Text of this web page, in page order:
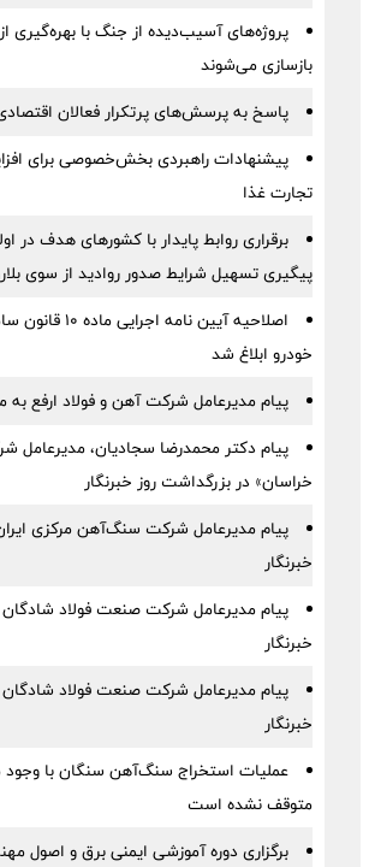
پروژه‌های آسیب‌دیده از جنگ با
بازسازی می‌شوند
پاسخ به پرسش‌های پرتکرار فعالان
پیشنهادات راهبردی بخش‌خصوصی برای
تجارت غذا
برقراری روابط پایدار با کشورهای هدف در
پیگیری تسهیل شرایط صدور روادید از سوی
اصلاحیه آیین نامه
خودرو ابلاغ شد
پیام مدیرعامل شرکت آهن و فولاد ارفع به
پیام دکتر محمدرضا سجادیان، مدیرعامل
خراسان» در بزرگداشت روز خبرنگار
پیام مدیرعامل شرکت سنگ‌آهن مرکزی
خبرنگار
پیام مدیرعامل شرکت صنعت فولاد
خبرنگار
پیام مدیرعامل شرکت صنعت فولاد
خبرنگار
عملیات استخراج سنگ‌آهن سنگان با
متوقف نشده است
برگزاری دوره آموزشی ایمنی برق و اصول